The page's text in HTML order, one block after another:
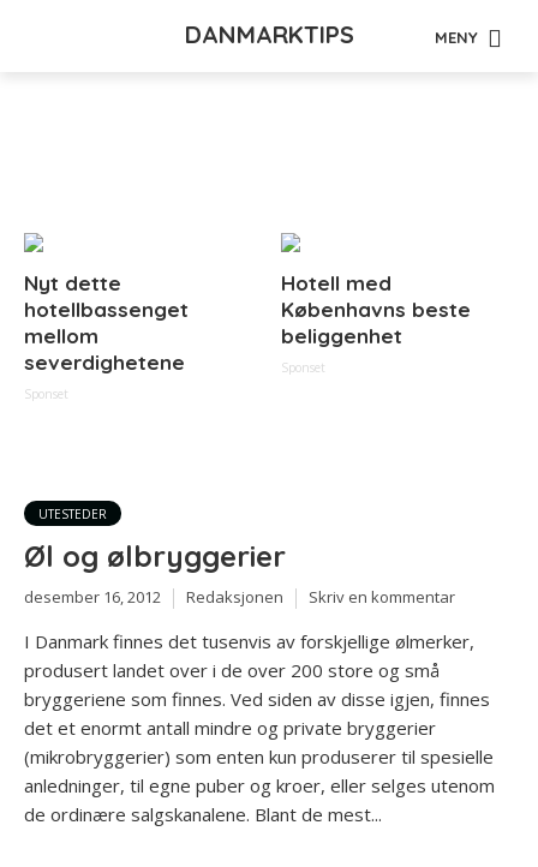
DANMARKTIPS MENY
Nyt dette
hotellbassenget
mellom
severdighetene
Sponset
Hotell med
Københavns beste
beliggenhet
Sponset
UTESTEDER
Øl og ølbryggerier
desember 16, 2012 Redaksjonen Skriv en kommentar
I Danmark finnes det tusenvis av forskjellige ølmerker,
produsert landet over i de over 200 store og små
bryggeriene som finnes. Ved siden av disse igjen, finnes
det et enormt antall mindre og private bryggerier
(mikrobryggerier) som enten kun produserer til spesielle
anledninger, til egne puber og kroer, eller selges utenom
de ordinære salgskanalene. Blant de mest...